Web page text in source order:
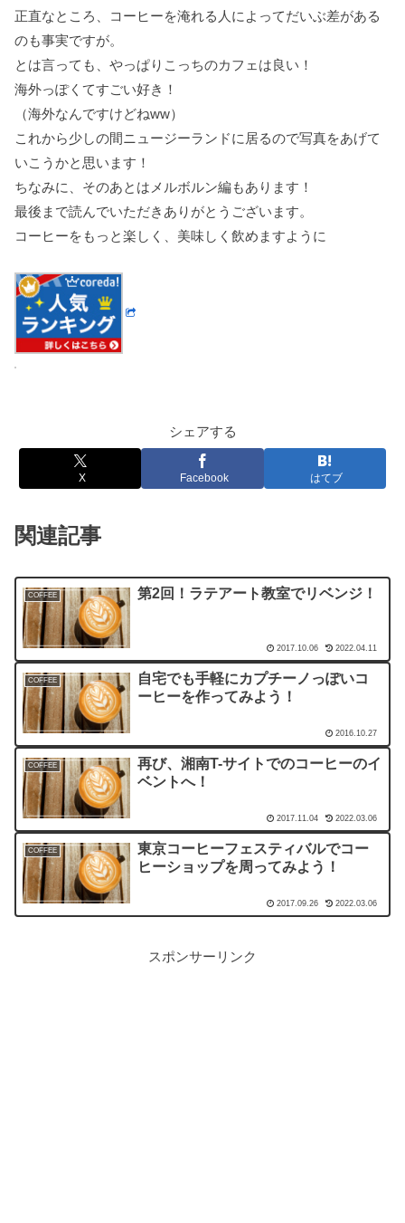
正直なところ、コーヒーを淹れる人によってだいぶ差がある
のも事実ですが。
とは言っても、やっぱりこっちのカフェは良い！
海外っぽくてすごい好き！
（海外なんですけどねww）
これから少しの間ニュージーランドに居るので写真をあげて
いこうかと思います！
ちなみに、そのあとはメルボルン編もあります！
最後まで読んでいただきありがとうございます。
コーヒーをもっと楽しく、美味しく飲めますように
シェアする
X Facebook はてブ
関連記事
COFFEE 第2回！ラテアート教室でリベンジ！
2017.10.06 2022.04.11
COFFEE
自宅でも手軽にカプチーノっぽいコ
ーヒーを作ってみよう！
2016.10.27
COFFEE
再び、湘南T-サイトでのコーヒーのイ
ベントへ！
2017.11.04 2022.03.06
COFFEE
東京コーヒーフェスティバルでコー
ヒーショップを周ってみよう！
2017.09.26 2022.03.06
スポンサーリンク